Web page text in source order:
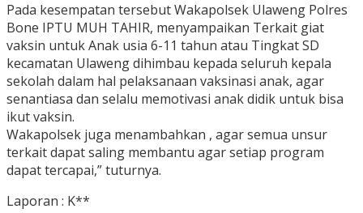
Pada kesempatan tersebut Wakapolsek Ulaweng Polres
Bone IPTU MUH TAHIR, menyampaikan Terkait giat
vaksin untuk Anak usia 6-11 tahun atau Tingkat SD
kecamatan Ulaweng dihimbau kepada seluruh kepala
sekolah dalam hal pelaksanaan vaksinasi anak, agar
senantiasa dan selalu memotivasi anak didik untuk bisa
ikut vaksin.
Wakapolsek juga menambahkan , agar semua unsur
terkait dapat saling membantu agar setiap program
dapat tercapai,” tuturnya.
Laporan : K**